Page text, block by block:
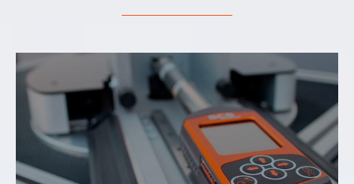
- 生产紧固
- 质量控制
- 已紧固接头的残余扭矩测量
- Cp-Cpk 统计和报告